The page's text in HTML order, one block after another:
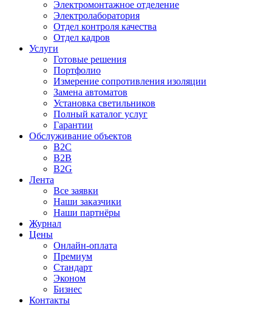
Электромонтажное отделение
Электролаборатория
Отдел контроля качества
Отдел кадров
Услуги
Готовые решения
Портфолио
Измерение сопротивления изоляции
Замена автоматов
Установка светильников
Полный каталог услуг
Гарантии
Обслуживание объектов
B2C
B2B
B2G
Лента
Все заявки
Наши заказчики
Наши партнёры
Журнал
Цены
Онлайн-оплата
Премиум
Стандарт
Эконом
Бизнес
Контакты